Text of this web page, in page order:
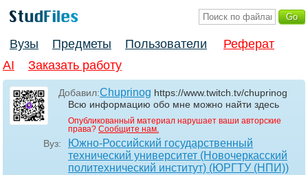
Вузы Предметы Пользователи
Реферат
AI
Заказать работу
Добавил:Chuprinog https://www.twitch.tv/chuprinog
Всю информацию обо мне можно найти здесь
Опубликованный материал нарушает ваши авторские
права? Сообщите нам.
Вуз:
Южно-Российский государственный
технический университет (Новочеркасский
политехнический институт) (ЮРГТУ (НПИ))